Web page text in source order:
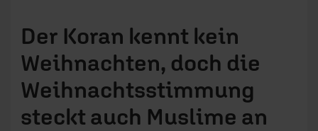
Der Koran kennt kein
Weihnachten, doch die
Weihnachtsstimmung
steckt auch Muslime an